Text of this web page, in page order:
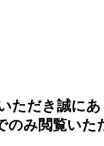
ただき誠にあ
み閲覧いた